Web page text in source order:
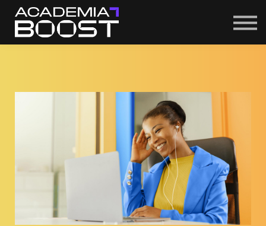
BOLSAS
CONTACTO